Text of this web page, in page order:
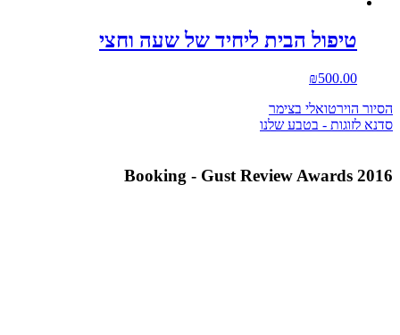
טיפול הבית ליחיד של שעה וחצי
₪500.00
הסיור הוירטואלי בצימר
סדנא לזוגות - בטבע שלנו
Booking - Gust Review Awards 2016